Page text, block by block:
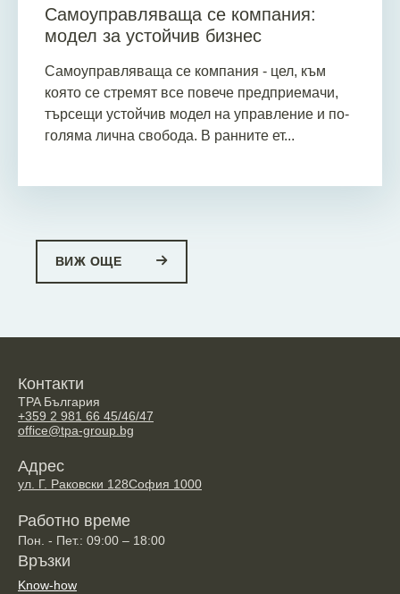
Самоуправляваща се компания:
модел за устойчив бизнес
Самоуправляваща се компания - цел, към
която се стремят все повече предприемачи,
търсещи устойчив модел на управление и по-
голяма лична свобода. В ранните ет...
ВИЖ ОЩЕ
Контакти
TPA България
+359 2 981 66 45/46/47
office@tpa-group.bg
Адрес
ул. Г. Раковски 128София 1000
Работно време
Пон. - Пет.: 09:00 – 18:00
Връзки
Know-how